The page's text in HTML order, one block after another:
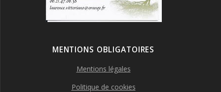
MENTIONS OBLIGATOIRES
Mentions légales
Politique de cookies